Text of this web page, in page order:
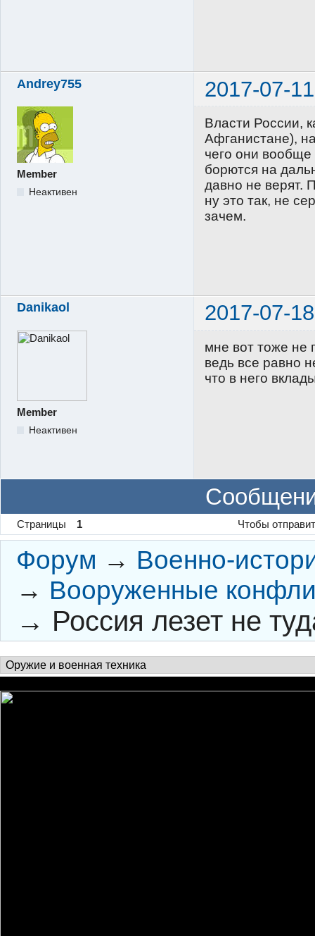
Andrey755 2017-07-
Member
Неактивен
Власти России,
Афганистане),
чего они вообще
борются на
давно не верят.
ну это так, не
зачем.
Danikaol 2017-07-
Member
Неактивен
мне вот тоже не
ведь все равно
что в него
Страницы 1 Чтобы
Форум → Военно-
→ Вооруженные
→ Россия лезет не